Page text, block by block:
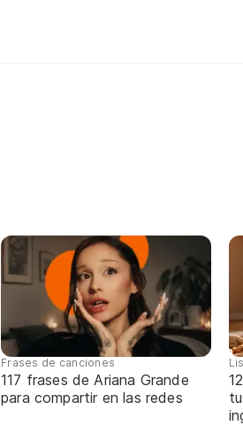
Frases de canciones
117 frases de Ariana Grande
para compartir en las redes